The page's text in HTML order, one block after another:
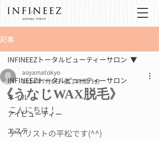
記事
INFINEEZトータルビューティーサロン
ネイル
アイビューティー
エステ
INFINEEZトータルビューティーサロン
《うなじWAX脱毛》
aoyamatokyo
2024年7月6日 読了時間: 1分
こんにちは！
アイリストの平松です(^^)